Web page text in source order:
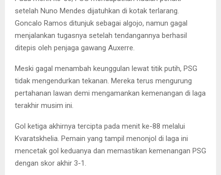
setelah Nuno Mendes dijatuhkan di kotak terlarang.
Goncalo Ramos ditunjuk sebagai algojo, namun gagal
menjalankan tugasnya setelah tendangannya berhasil
ditepis oleh penjaga gawang Auxerre.
Meski gagal menambah keunggulan lewat titik putih, PSG
tidak mengendurkan tekanan. Mereka terus mengurung
pertahanan lawan demi mengamankan kemenangan di laga
terakhir musim ini.
Gol ketiga akhirnya tercipta pada menit ke-88 melalui
Kvaratskhelia. Pemain yang tampil menonjol di laga ini
mencetak gol keduanya dan memastikan kemenangan PSG
dengan skor akhir 3-1.